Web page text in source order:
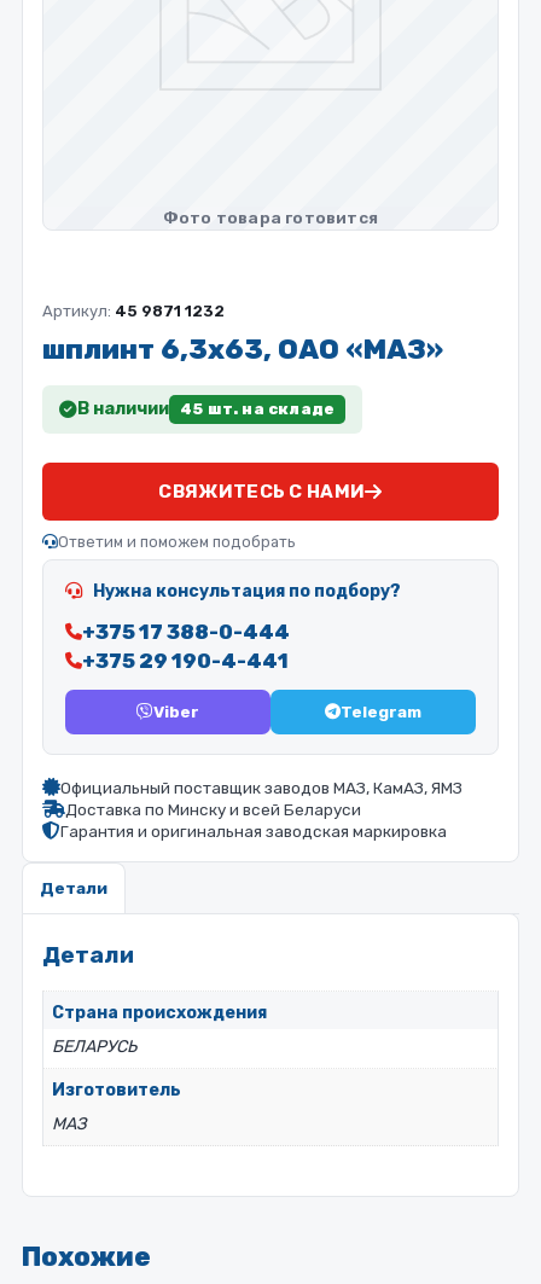
Артикул: 45 9871 1232
шплинт 6,3х63, ОАО «МАЗ»
В наличии 45 шт. на складе
СВЯЖИТЕСЬ С НАМИ
Ответим и поможем подобрать
Нужна консультация по подбору?
+375 17 388-0-444
+375 29 190-4-441
Viber Telegram
Официальный поставщик заводов МАЗ, КамАЗ, ЯМЗ
Доставка по Минску и всей Беларуси
Гарантия и оригинальная заводская маркировка
Детали
Детали
Страна происхождения
БЕЛАРУСЬ
Изготовитель
МАЗ
Похожие